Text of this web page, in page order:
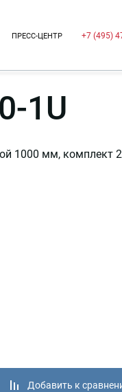
ПРЕСС-ЦЕНТР +7 (495)
1U
1000 мм, комплект
Добавить к